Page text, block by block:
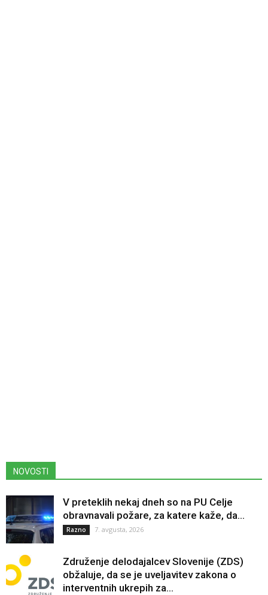
NOVOSTI
V preteklih nekaj dneh so na PU Celje
obravnavali požare, za katere kaže, da...
Razno 7. avgusta, 2026
Združenje delodajalcev Slovenije (ZDS)
obžaluje, da se je uveljavitev zakona o
interventnih ukrepih za...